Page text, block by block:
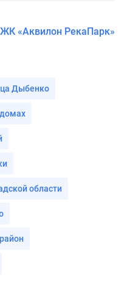
«Аквилон РекаПарк»
Дыбенко
области